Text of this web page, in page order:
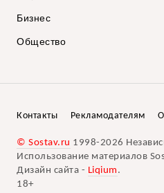
Бизнес
Общество
Контакты Рекламодателям
© Sostav.ru 1998-2026
Использование материалов
Дизайн сайта - Liqium .
18+